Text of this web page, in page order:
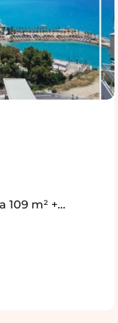
109 m² +…